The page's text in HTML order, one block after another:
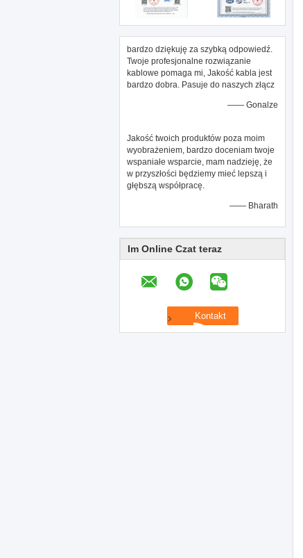
bardzo dziękuję za szybką odpowiedź.
Twoje profesjonalne rozwiązanie
kablowe pomaga mi, Jakość kabla jest
bardzo dobra. Pasuje do naszych złącz
—— Gonalze
Jakość twoich produktów poza moim
wyobrażeniem, bardzo doceniam twoje
wspaniałe wsparcie, mam nadzieję, że
w przyszłości będziemy mieć lepszą i
głębszą współpracę.
—— Bharath
Im Online Czat teraz